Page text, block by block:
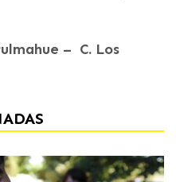
– C. Los